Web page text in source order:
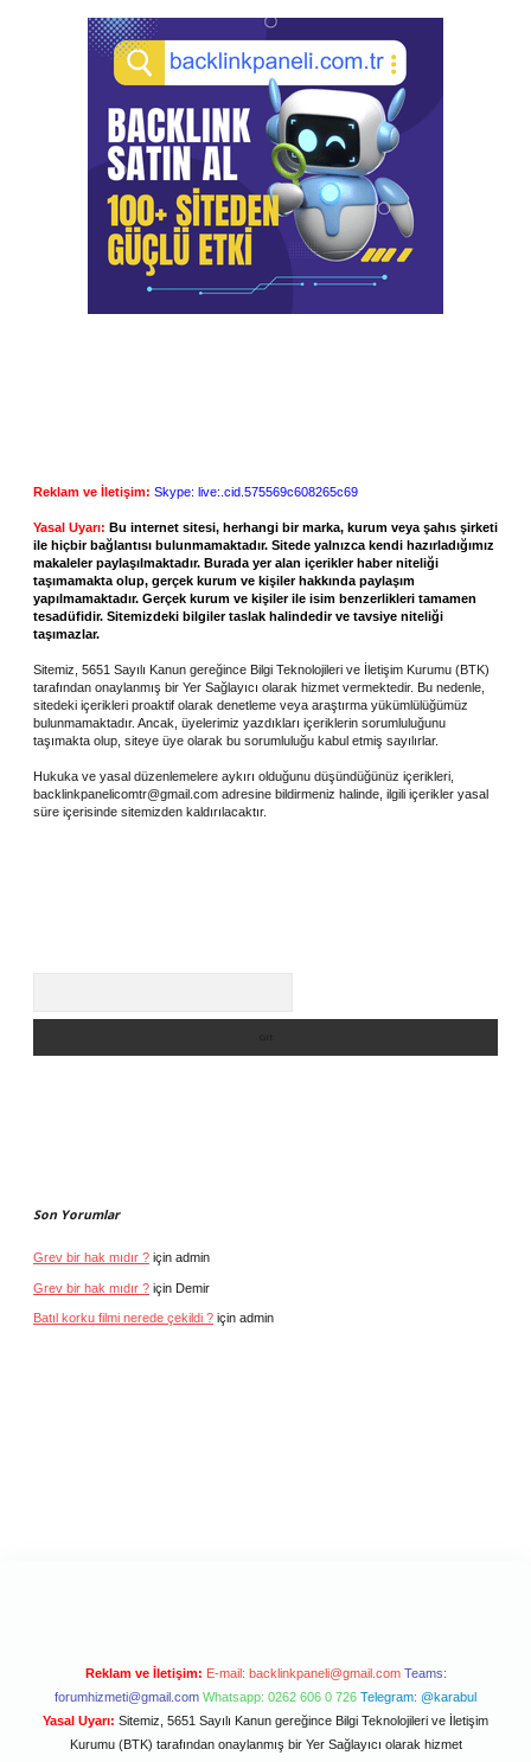
Reklam ve İletişim: Skype: live:.cid.575569c608265c69
Yasal Uyarı: Bu internet sitesi, herhangi bir marka, kurum veya şahıs şirketi
ile hiçbir bağlantısı bulunmamaktadır. Sitede yalnızca kendi hazırladığımız
makaleler paylaşılmaktadır. Burada yer alan içerikler haber niteliği
taşımamakta olup, gerçek kurum ve kişiler hakkında paylaşım
yapılmamaktadır. Gerçek kurum ve kişiler ile isim benzerlikleri tamamen
tesadüfidir. Sitemizdeki bilgiler taslak halindedir ve tavsiye niteliği
taşımazlar.
Sitemiz, 5651 Sayılı Kanun gereğince Bilgi Teknolojileri ve İletişim Kurumu (BTK)
tarafından onaylanmış bir Yer Sağlayıcı olarak hizmet vermektedir. Bu nedenle,
sitedeki içerikleri proaktif olarak denetleme veya araştırma yükümlülüğümüz
bulunmamaktadır. Ancak, üyelerimiz yazdıkları içeriklerin sorumluluğunu
taşımakta olup, siteye üye olarak bu sorumluluğu kabul etmiş sayılırlar.
Hukuka ve yasal düzenlemelere aykırı olduğunu düşündüğünüz içerikleri,
backlinkpanelicomtr@gmail.com adresine bildirmeniz halinde, ilgili içerikler yasal
süre içerisinde sitemizden kaldırılacaktır.
Son Yorumlar
Grev bir hak mıdır ? için admin
Grev bir hak mıdır ? için Demir
Batıl korku filmi nerede çekildi ? için admin
Reklam ve İletişim: E-mail: backlinkpaneli@gmail.com Teams:
forumhizmeti@gmail.com Whatsapp: 0262 606 0 726 Telegram: @karabul
Yasal Uyarı: Sitemiz, 5651 Sayılı Kanun gereğince Bilgi Teknolojileri ve İletişim
Kurumu (BTK) tarafından onaylanmış bir Yer Sağlayıcı olarak hizmet